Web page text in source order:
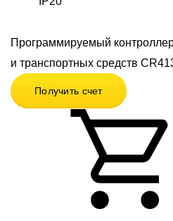
Программируемый
и транспортных средств
Получить счет